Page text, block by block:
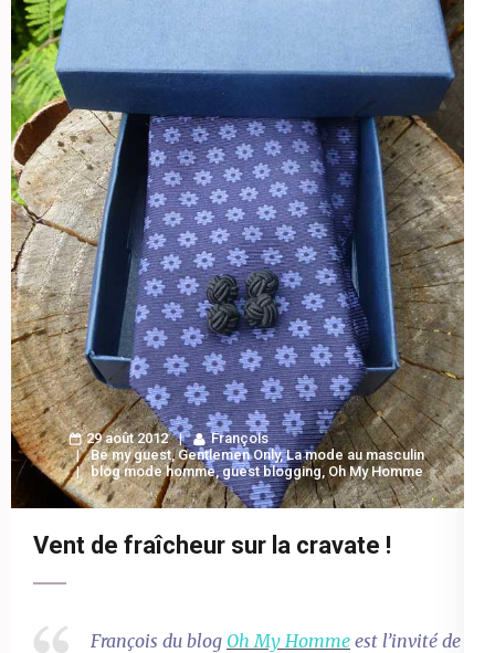
29 août 2012
François
Be my guest,Gentlemen Only,La mode au masculin
blog mode homme,guest blogging,Oh My Homme
Vent de fraîcheur sur la cravate !
François du blog Oh My Homme est l’invité de